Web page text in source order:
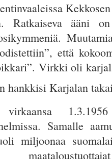
Ratkaiseva ääni
että
Virkki oli
hankkisi Karjalan
1.3.1956
Samalle
miljoonaa